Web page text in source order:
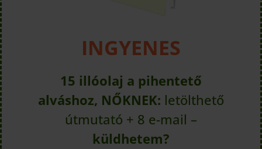
INGYENES
15 illóolaj a pihentető
alváshoz, NŐKNEK: letölthető
útmutató + 8 e-mail –
küldhetem?